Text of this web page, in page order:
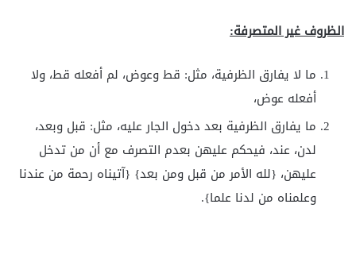
الظروف غير المتصرفة:
ما لا يفارق الظرفية، مثل: قط وعوض، لم أفعله قط، ولا
أفعله عوض،
ما يفارق الظرفية بعد دخول الجار عليه، مثل: قبل وبعد،
لدن، عند، فيحكم عليهن بعدم التصرف مع أن من تدخل
عليهن، {لله الأمر من قبل ومن بعد} {آتيناه رحمة من عندنا
وعلمناه من لدنا علما}.